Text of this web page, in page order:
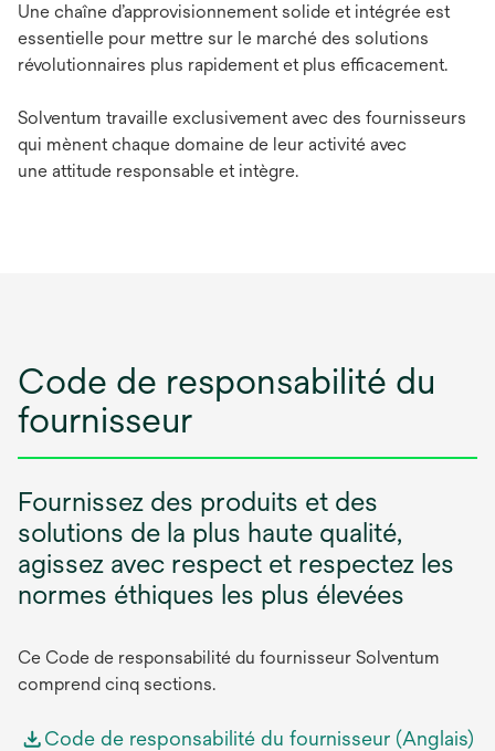
Une chaîne d’approvisionnement solide et intégrée est
essentielle pour mettre sur le marché des solutions
révolutionnaires plus rapidement et plus efficacement.
Solventum travaille exclusivement avec des fournisseurs
qui mènent chaque domaine de leur activité avec
une attitude responsable et intègre.
Code de responsabilité du
fournisseur
Fournissez des produits et des
solutions de la plus haute qualité,
agissez avec respect et respectez les
normes éthiques les plus élevées
Ce Code de responsabilité du fournisseur Solventum
comprend cinq sections.
Code de responsabilité du fournisseur (Anglais)